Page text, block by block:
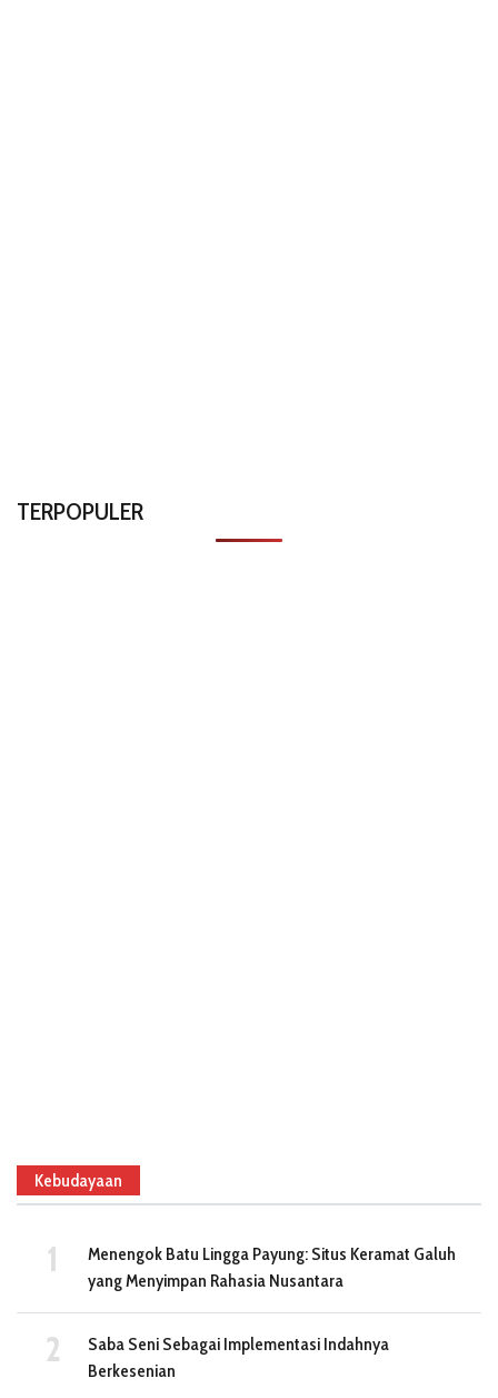
TERPOPULER
Kebudayaan
Menengok Batu Lingga Payung: Situs Keramat Galuh
yang Menyimpan Rahasia Nusantara
Saba Seni Sebagai Implementasi Indahnya
Berkesenian